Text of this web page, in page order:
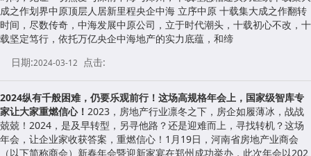
成之作划界中原顶层人居新里程央企中海 立序中原 十载集大成之作翻转
时间，尽数传奇，中海发展中原公司，立于时代潮头，十载初心不改，十
载坚定笃行，依托万亿央企中海地产的实力底蕴，和缔
日期:2024-03-12 点击:
2024纵有千般困难，仍要乐观前行！这场高规格年会上，国家级智库专
家让大家重燃信心！ 2023，房地产行业凛冬之下，房企如履薄冰，战战
兢兢！2024，是及早转型，另寻他路？还是迎难而上，寻找转机？这场
年会，让企业家收获答案，重燃信心！1月19日，河南省房地产业商会
（以下简称商会）新春年会暨迎新家宴在郑州成功举办，此次年会以202